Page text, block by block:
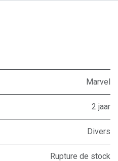
Marvel
2 jaar
Divers
Rupture de stock